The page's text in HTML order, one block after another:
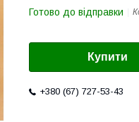
Готово до відправки
Купити
+380 (67) 727-53-43